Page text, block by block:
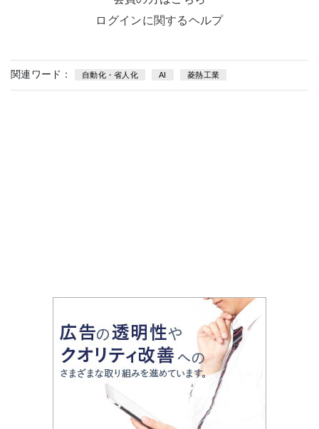
ログインに関するヘルプ
関連ワード： 自動化・省人化 AI 菱熱工業